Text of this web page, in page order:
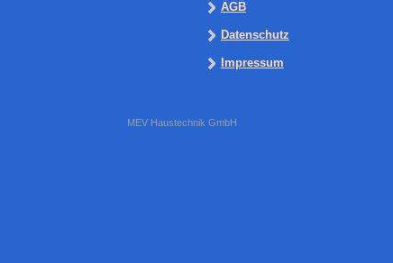
AGB
Datenschutz
Impressum
MEV Haustechnik GmbH